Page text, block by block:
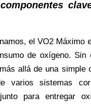
el VO2 Máximo
de oxígeno. Sin
allá de una simple
varios sistemas
para entregar